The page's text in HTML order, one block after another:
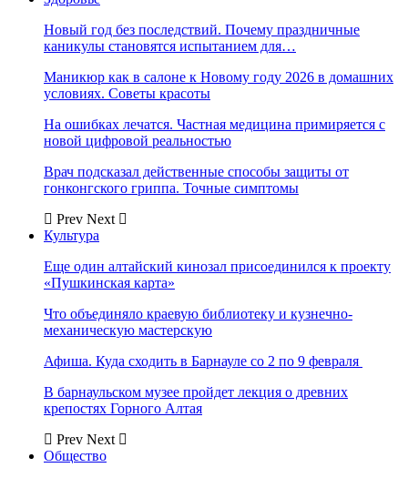
Новый год без последствий. Почему праздничные
каникулы становятся испытанием для…
Маникюр как в салоне к Новому году 2026 в домашних
условиях. Советы красоты
На ошибках лечатся. Частная медицина примиряется с
новой цифровой реальностью
Врач подсказал действенные способы защиты от
гонконгского гриппа. Точные симптомы
Prev Next
Культура
Еще один алтайский кинозал присоединился к проекту
«Пушкинская карта»
Что объединяло краевую библиотеку и кузнечно-
механическую мастерскую
Афиша. Куда сходить в Барнауле со 2 по 9 февраля
В барнаульском музее пройдет лекция о древних
крепостях Горного Алтая
Prev Next
Общество